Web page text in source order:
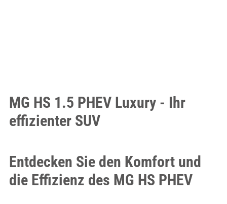
MG HS 1.5 PHEV Luxury - Ihr
effizienter SUV
Entdecken Sie den Komfort und
die Effizienz des MG HS PHEV